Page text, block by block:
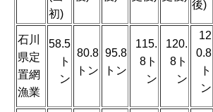
初)
後)
石川
県定
置網
漁業
58.5
ト
ン
80.8
トン
95.8
トン
115.
8ト
ン
120.
8ト
ン
12
0.8
ト
ン